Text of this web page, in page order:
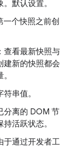
默认设置。
一个快照之前创
：查看最新快照与
建新的快照都会
串值。
分离的 DOM 节
活跃状态。
于通过开发者工